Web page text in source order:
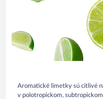
Aromatické limetky sú citlivé
v polotropickom,